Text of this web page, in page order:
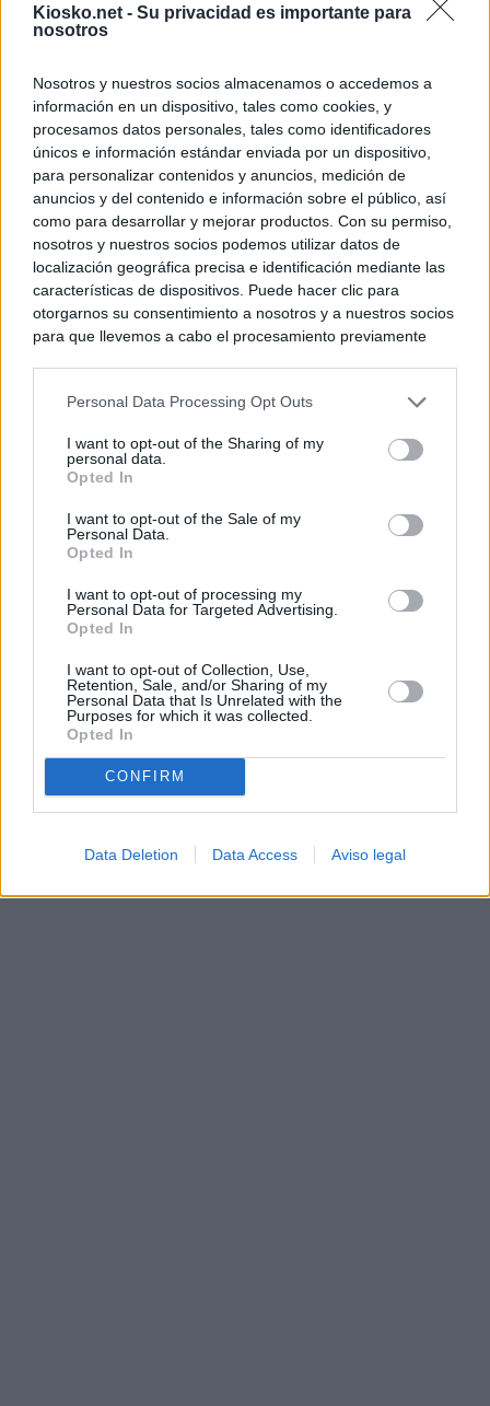
Kiosko.net - Su privacidad es importante para
nosotros
Nosotros y nuestros socios almacenamos o accedemos a
información en un dispositivo, tales como cookies, y
procesamos datos personales, tales como identificadores
únicos e información estándar enviada por un dispositivo,
para personalizar contenidos y anuncios, medición de
anuncios y del contenido e información sobre el público, así
como para desarrollar y mejorar productos. Con su permiso,
nosotros y nuestros socios podemos utilizar datos de
localización geográfica precisa e identificación mediante las
características de dispositivos. Puede hacer clic para
otorgarnos su consentimiento a nosotros y a nuestros socios
para que llevemos a cabo el procesamiento previamente
negar su consentimiento. Tenga en cuenta que algún
de su consentimiento, pero usted tiene el derecho de
rechazar tal procesamiento. Sus preferencias se aplicarán
cualquier momento entrando de nuevo en este sitio web o
visitando nuestra política de privacidad.
Personal Data Processing Opt Outs
I want to opt-out of the Sharing of my
personal data.
Opted In
I want to opt-out of the Sale of my
Personal Data.
Opted In
I want to opt-out of processing my
Personal Data for Targeted Advertising.
Opted In
I want to opt-out of Collection, Use,
Retention, Sale, and/or Sharing of my
Personal Data that Is Unrelated with the
Purposes for which it was collected.
Opted In
CONFIRM
Data Deletion Data Access Aviso legal